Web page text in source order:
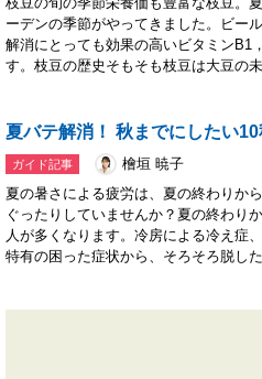
ーデンの季節がやってきました。ビー
解消にとっても効果の高いビタミンB1
す。枝豆の歴史そもそも枝豆は大豆の
夏バテ解消！ 秋までにしたい
ガイド記事
檜垣 暁子
夏の暑さによる疲労は、夏の終わりか
ぐったりしていませんか？夏の終わり
人が多くなります。冷房による冷え症
特有の困った症状から、そろそろ脱し